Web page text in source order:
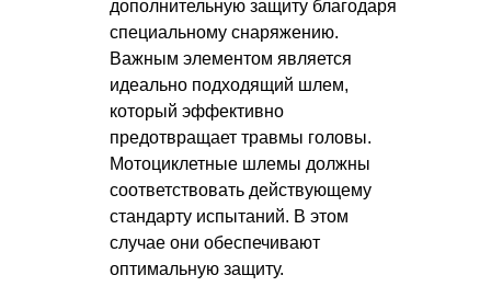
дополнительную защиту благодаря
специальному снаряжению.
Важным элементом является
идеально подходящий шлем,
который эффективно
предотвращает травмы головы.
Мотоциклетные шлемы должны
соответствовать действующему
стандарту испытаний. В этом
случае они обеспечивают
оптимальную защиту.